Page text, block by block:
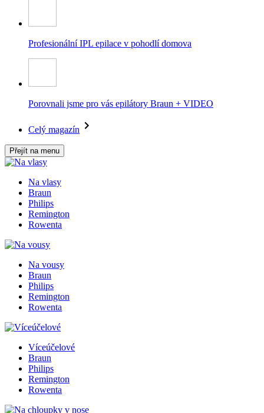
Profesionální IPL epilace v pohodlí domova
Porovnali jsme pro vás epilátory Braun + VIDEO
Celý magazín
Přejít na menu
Na vlasy
Braun
Philips
Remington
Rowenta
Na vousy
Braun
Philips
Remington
Rowenta
Víceúčelové
Braun
Philips
Remington
Rowenta